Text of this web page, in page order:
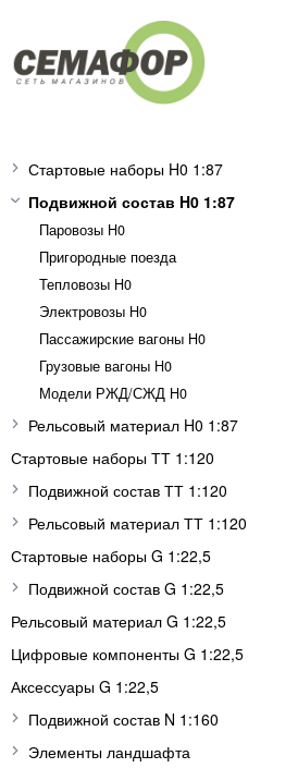
Стартовые наборы H0 1:87
Подвижной состав H0 1:87
Паровозы H0
Пригородные поезда
Тепловозы H0
Электровозы H0
Пассажирские вагоны H0
Грузовые вагоны H0
Модели РЖД/СЖД H0
Рельсовый материал H0 1:87
Стартовые наборы ТТ 1:120
Подвижной состав ТТ 1:120
Рельсовый материал ТТ 1:120
Стартовые наборы G 1:22,5
Подвижной состав G 1:22,5
Рельсовый материал G 1:22,5
Цифровые компоненты G 1:22,5
Аксессуары G 1:22,5
Подвижной состав N 1:160
Элементы ландшафта